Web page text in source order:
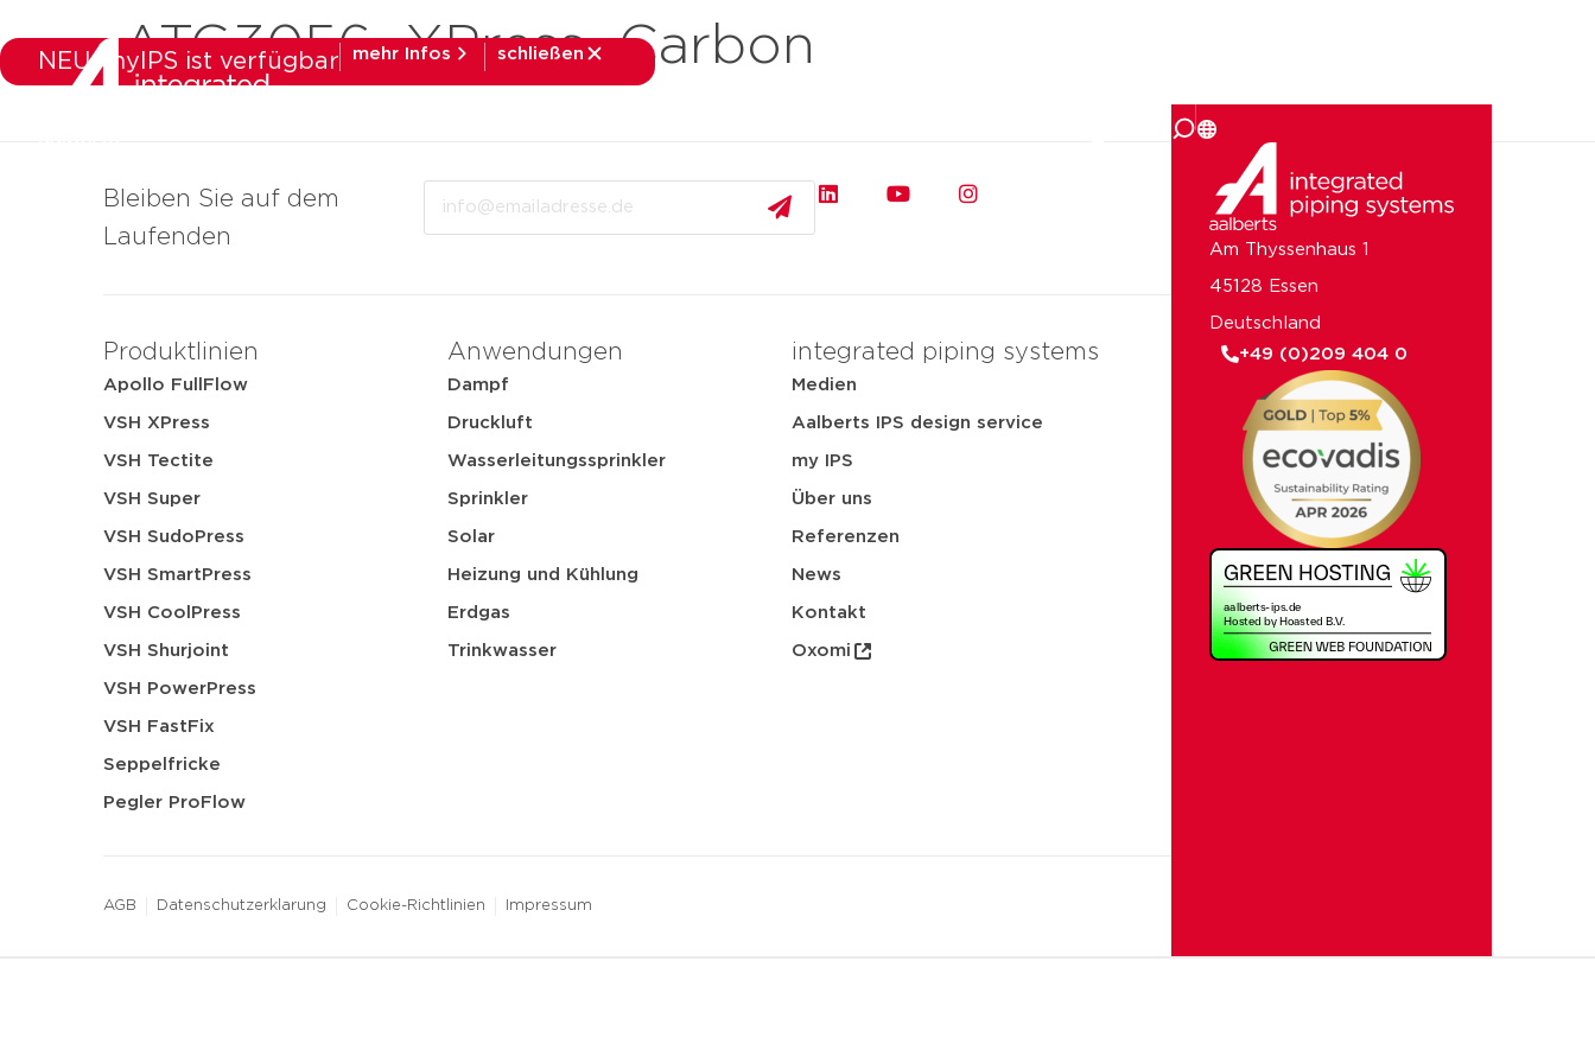
NEU: myIPS ist verfügbar mehr Infos
schließen
ATG3056_XPress_Carbon
Bleiben Sie auf dem
Laufenden
Produktlinien
Apollo FullFlow
VSH XPress
VSH Tectite
VSH Super
VSH SudoPress
VSH SmartPress
VSH CoolPress
VSH Shurjoint
VSH PowerPress
VSH FastFix
Seppelfricke
Pegler ProFlow
Anwendungen
Dampf
Druckluft
Wasserleitungssprinkler
Sprinkler
Solar
Heizung und Kühlung
Erdgas
Trinkwasser
integrated piping systems
Medien
Aalberts IPS design service
my IPS
Über uns
Referenzen
News
Kontakt
Oxomi
AGB Datenschutzerklarung Cookie-Richtlinien Impressum
Am Thyssenhaus 1
45128 Essen
Deutschland
+49 (0)209 404 0